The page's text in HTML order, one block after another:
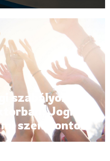
szabályozás a
Jogi és
szempontok